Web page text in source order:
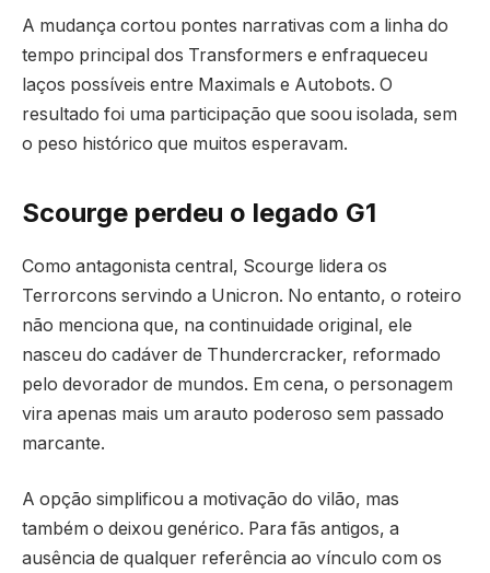
A mudança cortou pontes narrativas com a linha do
tempo principal dos Transformers e enfraqueceu
laços possíveis entre Maximals e Autobots. O
resultado foi uma participação que soou isolada, sem
o peso histórico que muitos esperavam.
Scourge perdeu o legado G1
Como antagonista central, Scourge lidera os
Terrorcons servindo a Unicron. No entanto, o roteiro
não menciona que, na continuidade original, ele
nasceu do cadáver de Thundercracker, reformado
pelo devorador de mundos. Em cena, o personagem
vira apenas mais um arauto poderoso sem passado
marcante.
A opção simplificou a motivação do vilão, mas
também o deixou genérico. Para fãs antigos, a
ausência de qualquer referência ao vínculo com os